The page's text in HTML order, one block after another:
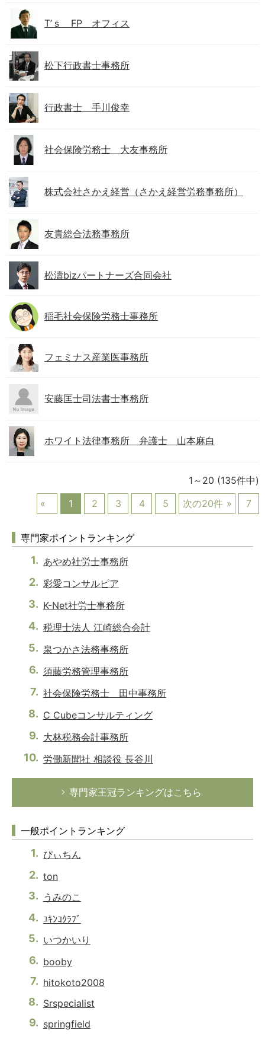
T’ｓ FP オフィス
松下行政書士事務所
行政書士 手川俊幸
社会保険労務士 大友事務所
株式会社さかえ経営（さかえ経営労務事務所）
友貴総合法務事務所
松濤bizパートナーズ合同会社
稲毛社会保険労務士事務所
フェミナス産業医事務所
安藤匡士司法書士事務所
ホワイト法律事務所 弁護士 山本麻白
1～20 (135件中)
1
2 3 4 5 次の20件 7
専門家ポイントランキング
あやめ社労士事務所
彩愛コンサルピア
K-Net社労士事務所
税理士法人 江崎総合会計
泉つかさ法務事務所
須藤労務管理事務所
社会保険労務士 田中事務所
C Cubeコンサルティング
大林税務会計事務所
労働新聞社 相談役 長谷川
専門家王冠ランキングはこちら
一般ポイントランキング
ぴぃちん
ton
うみのこ
ﾕｷﾝｺｸﾗﾌﾞ
いつかいり
booby
hitokoto2008
Srspecialist
springfield